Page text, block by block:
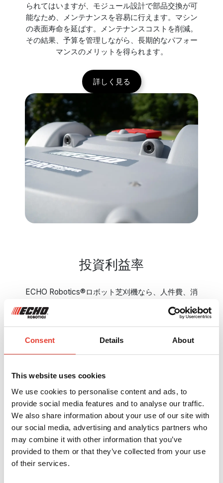
Consent Details About
This website uses cookies
We use cookies to personalise content and ads, to
provide social media features and to analyse our traffic.
We also share information about your use of our site with
our social media, advertising and analytics partners who
may combine it with other information that you’ve
provided to them or that they’ve collected from your use
of their services.
られてはいますが、モジュール設計で部品交換が可
能なため、メンテナンスを容易に行えます。マシン
の表面寿命を延ばす。メンテナンスコストを削減。
その結果、予算を管理しながら、長期的なパフォー
マンスのメリットを得られます。
詳しく見る
投資利益率
ECHO Robotics®ロボット芝刈機なら、人件費、消
稼働によって、隠れたコストのない定期的な芝刈が
保証されます。投資に対する迅速な利益と、毎年目
に見える節約が実現します。